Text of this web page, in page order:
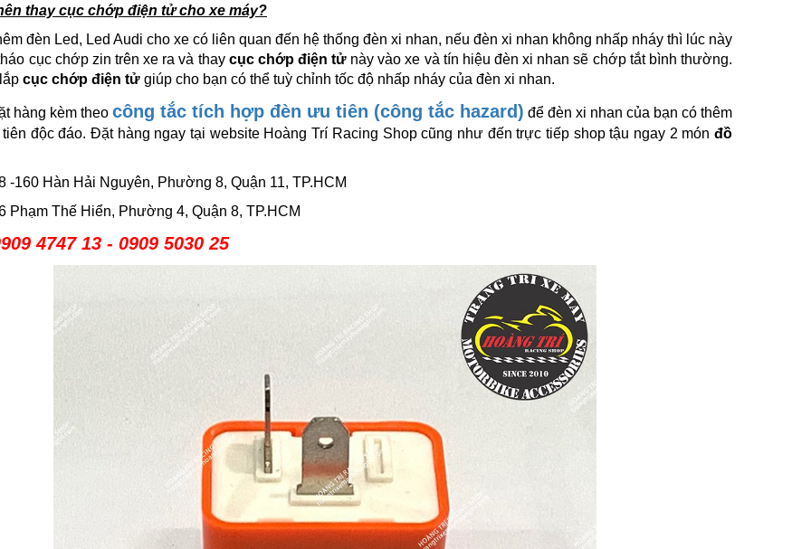
thay cục chớp điện tử cho xe máy?
đèn Led, Led Audi cho xe có liên quan đến hệ thống đèn xi nhan, nếu đèn xi nhan không nhấp nháy thì lúc này
cục chớp zin trên xe ra và thay cục chớp điện tử này vào xe và tín hiệu đèn xi nhan sẽ chớp tắt bình thường.
cục chớp điện tửgiúp cho bạn có thể tuỳ chỉnh tốc độ nhấp nháy của đèn xi nhan.
hàng kèm theo công tắc tích hợp đèn ưu tiên (công tắc hazard) để đèn xi nhan của bạn có thêm
độc đáo. Đặt hàng ngay tại website Hoàng Trí Racing Shop cũng như đến trực tiếp shop tậu ngay 2 món đồ
-160 Hàn Hải Nguyên, Phường 8, Quận 11, TP.HCM
Phạm Thế Hiển, Phường 4, Quận 8, TP.HCM
4747 13 - 0909 5030 25